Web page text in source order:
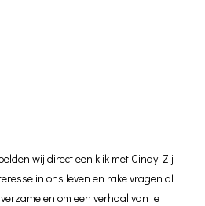
wij direct een klik met Cindy. Zij
in ons leven en rake vragen al
om een verhaal van te